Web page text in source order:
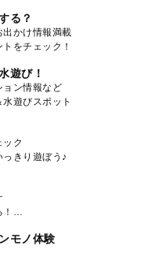
る？
かけ情報満載
をチェック！
遊び！
ョン情報など
遊びスポット
ク
きり遊ぼう♪
モノ体験